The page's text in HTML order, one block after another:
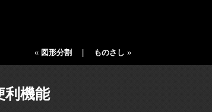
« 図形分割 ものさし »
利機能